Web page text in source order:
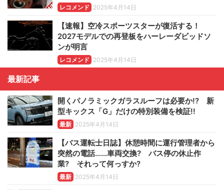
レコメンド 2025年4月14日
【速報】空冷スポーツスターが復活する！
2027モデルでの再登板をハーレーダビッドソ
ンが明言
レコメンド 2025年4月14日
最新記事
開くパノラミックガラスルーフは必要か!? 新
型キックス「G」だけの特別装備を検証!!
最新 2025年4月14日
【バス運転士日誌】休憩時間に運行管理者から
突然の電話……車両交換? バス停の休止作
業? それって何っすか?
最新 2025年4月14日